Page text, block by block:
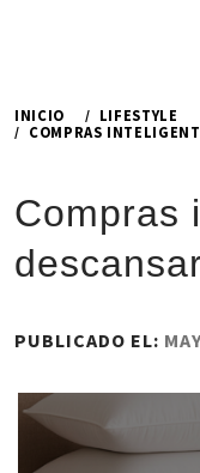
INICIO
LIFESTYLE
COMPRAS
Compras
PUBLICADO EL: